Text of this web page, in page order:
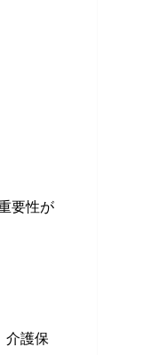
要性が
介護保